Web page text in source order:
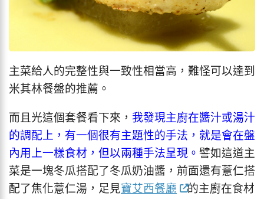
主菜給人的完整性與一致性相當高，難怪可以達到
米其林餐盤的推薦。
而且光這個套餐看下來， 我發現主廚在醬汁或湯汁
的調配上，有一個很有主題性的手法，就是會在盤
內用上一樣食材，但以兩種手法呈現。 譬如這道主
菜是一塊冬瓜搭配了冬瓜奶油醬，前面還有薏仁搭
配了焦化薏仁湯，足見寶艾西餐廳
的主廚在食材